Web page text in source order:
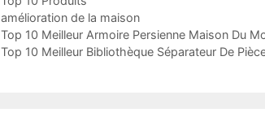
amélioration de la maison
Top 10 Meilleur Armoire Persienne Maison Du
Top 10 Meilleur Bibliothèque Séparateur De